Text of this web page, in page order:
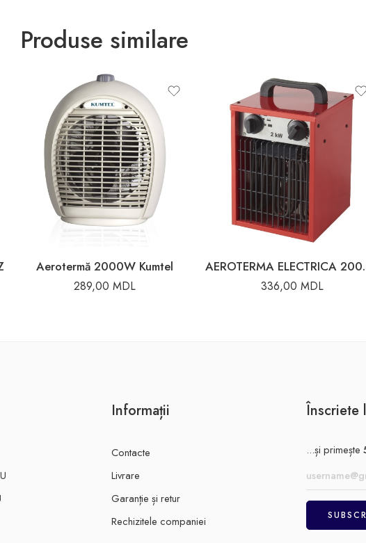
Produse similare
Aerotermă 2000W Kumtel
289,00 MDL 336,00 MDL
Informații
Contacte
Livrare
Garanție și retur
Rechizitele companiei
Înscriete
...și primește